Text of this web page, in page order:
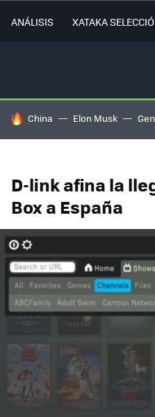
ANÁLISIS XATAKA
HOY SE HABLA DE
China Elon Musk
D-link afina la
Box a España